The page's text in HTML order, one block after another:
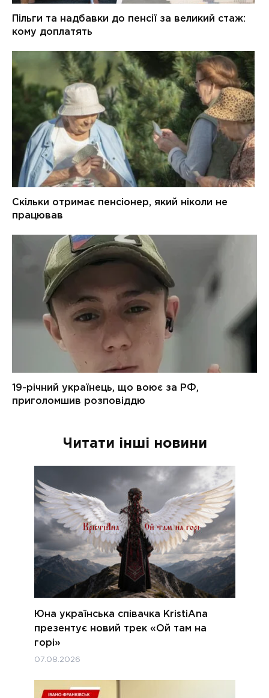
Читати інші новини
Юна українська співачка KristiAna
презентує новий трек «Ой там на
горі»
07.08.2026